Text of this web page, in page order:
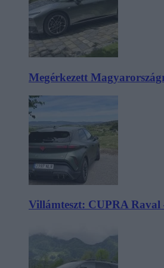
Megérkezett
Villámteszt: CUPRA Raval